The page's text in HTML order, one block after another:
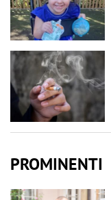
PROMINENTI